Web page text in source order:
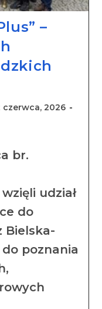
–
czerwca, 2026
br.
udział
do
Bielska-
do poznania